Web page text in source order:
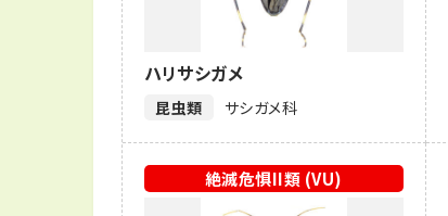
昆虫類
ハリサシガメ
サシガメ科
絶滅危惧II類 (VU)